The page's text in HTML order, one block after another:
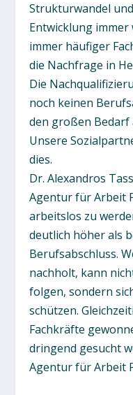
Strukturwandel
Entwicklung immer
immer häufiger
die Nachfrage in
Die
noch keinen
den großen Bedarf
Unsere
dies.
Dr. Alexandros
Agentur für Arbeit
arbeitslos zu
deutlich höher als
Berufsabschluss.
nachholt, kann
folgen, sondern
schützen.
Fachkräfte
dringend gesucht
Agentur für Arbeit